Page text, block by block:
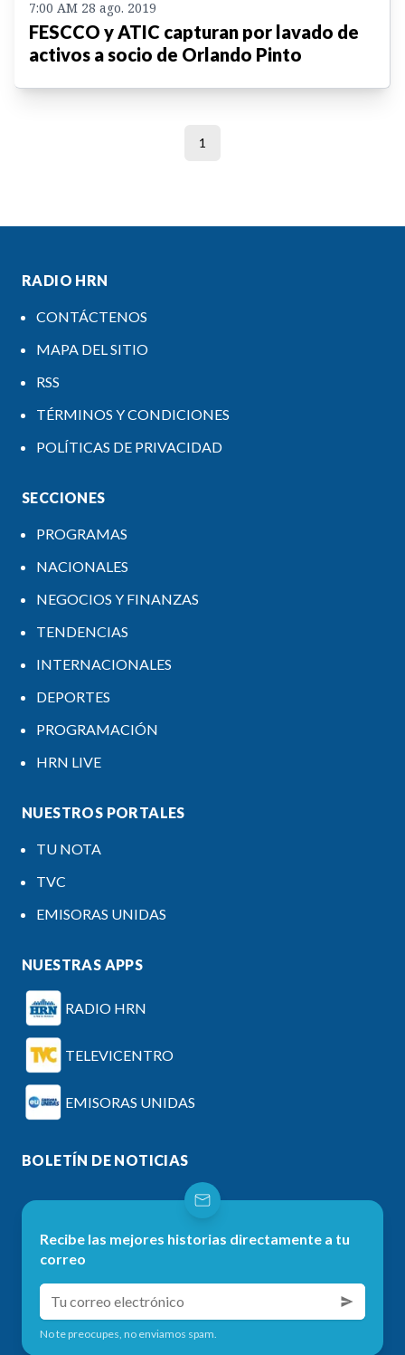
7:00 AM 28 ago. 2019
FESCCO y ATIC capturan por lavado de
activos a socio de Orlando Pinto
1
RADIO HRN
CONTÁCTENOS
MAPA DEL SITIO
RSS
TÉRMINOS Y CONDICIONES
POLÍTICAS DE PRIVACIDAD
SECCIONES
PROGRAMAS
NACIONALES
NEGOCIOS Y FINANZAS
TENDENCIAS
INTERNACIONALES
DEPORTES
PROGRAMACIÓN
HRN LIVE
NUESTROS PORTALES
TU NOTA
TVC
EMISORAS UNIDAS
NUESTRAS APPS
RADIO HRN
TELEVICENTRO
EMISORAS UNIDAS
BOLETÍN DE NOTICIAS
Recibe las mejores historias directamente a tu
correo
No te preocupes, no enviamos spam.